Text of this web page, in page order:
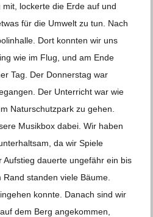
lockerte die Erde auf und
für die Umwelt zu tun. Nach
Dort konn­ten wir uns
wie im Flug, und am Ende
Tag. Der Don­ners­tag war
Der Unter­richt war wie
Natur­schutz­park zu gehen.
Musik­box dabei. Wir haben
da wir Spiele
dau­erte unge­fähr ein bis
stan­den viele Bäume.
konnte. Danach sind wir
dem Berg ange­kom­men,